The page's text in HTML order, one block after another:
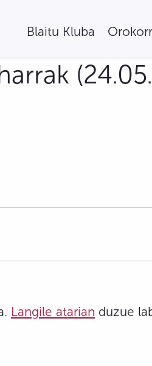
Blaitu Kluba
Langile atarian duzue